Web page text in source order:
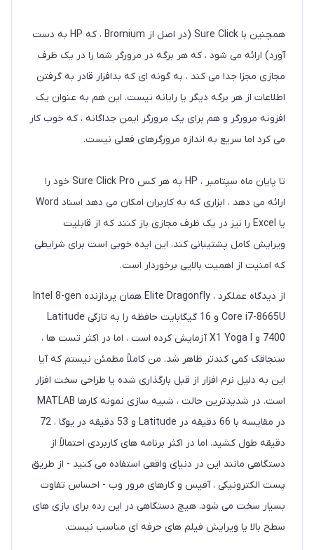
همچنین با Sure Click (در اصل از Bromium ، که HP به دست
آورد) ارائه می شود ، که هر برگه در مرورگر شما را در یک ظرف
مجازی مجزا جدا می کند ، به گونه ای که بدافزار قادر به گرفتن
اطلاعات از هر برگه دیگر یا رایانه نیست. این هم به عنوان یک
افزونه مرورگر و هم برای یک مرورگر ایمن جداگانه ، که خوب کار
می کرد اما سریع به اندازه مرورگرهای فعلی نیست.
تا پایان ماه سپتامبر ، HP به هر کس Sure Click Pro خود را
ارائه می دهد ، ابزاری که به کاربران امکان می دهد اسناد Word
یا Excel را نیز در یک ظرف مجازی باز کنند که از قابلیت
ویرایش کامل پشتیبانی کند. این ایده خوبی است برای شرایطی
که امنیت از اهمیت بالایی برخوردار است.
از دیدگاه عملکرد ، Elite Dragonfly همان پردازنده Intel 8-gen
Core i7-8665U و 16 گیگابایت حافظه را به تازگی Latitude
7400 و X1 Yoga I آزمایش کرده است ، اما در اکثر تست ها ،
سنجاقک کمی کندتر ظاهر شد. من کاملاً مطمئن نیستم که آیا
این به دلیل نرم افزار از قبل بارگذاری شده یا طراحی سخت افزار
است. در شدیدترین حالت ، شبیه سازی نمونه کارها MATLAB
در مقایسه با 66 دقیقه در Latitude و 53 دقیقه در یوگا ، 72
دقیقه طول کشید. اما در اکثر برنامه های کاربردی احتمالاً از
دستگاهی مانند این در دنیای واقعی استفاده می کنید - از طریق
پست الکترونیکی ، آفیس و کارهای مرور وب - احساس تفاوت
بسیار سخت می شود. هیچ دستگاهی در این رده برای بازی های
سطح بالا یا ویرایش فیلم های حرفه ای مناسب نیست.